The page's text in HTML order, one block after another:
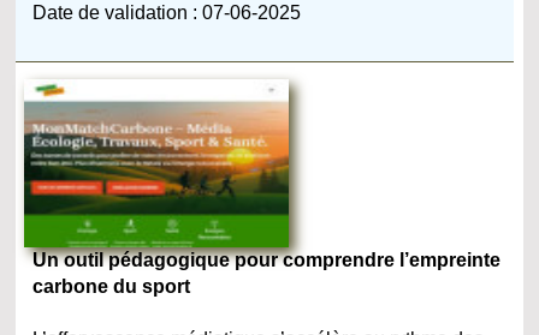
Date de validation : 07-06-2025
Un outil pédagogique pour comprendre l’empreinte
carbone du sport